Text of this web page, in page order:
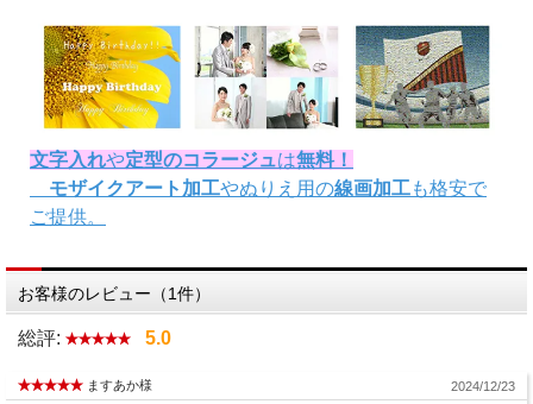
ています
ご注文の翌日までに画像の入稿をお願いし
ます
※ご注文の直後に自動返信メールをお送り
しますが、弊社メールサーバーのトラブル
やメールアドレスの記入間違い等で
文字入れや定型のコラージュは無料！
モザイクアート加工やぬりえ用の線画加工も格安で
ご提供。
お客様のレビュー（1件）
総評: 5.0
ますあか様 2024/12/23